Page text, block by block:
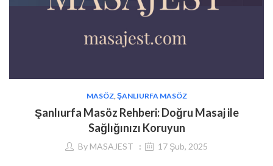
MASÖZ, ŞANLIURFA MASÖZ
Şanlıurfa Masöz Rehberi: Doğru Masaj ile
Sağlığınızı Koruyun
By MASAJEST 17 Şub, 2025